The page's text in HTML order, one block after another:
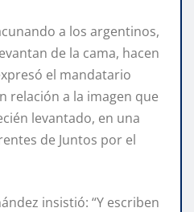
a los argentinos,
de la cama, hacen
el mandatario
relación a la imagen que
levantado, en una
de Juntos por el
insistió: “Y escriben